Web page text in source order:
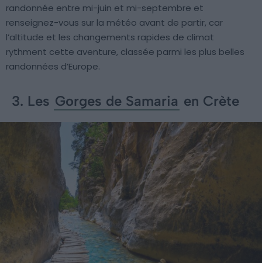
randonnée entre mi-juin et mi-septembre et
renseignez-vous sur la météo avant de partir, car
l’altitude et les changements rapides de climat
rythment cette aventure, classée parmi les plus belles
randonnées d’Europe.
3. Les Gorges de Samaria en Crète